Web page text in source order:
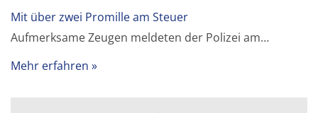
Mit über zwei Promille am Steuer
Aufmerksame Zeugen meldeten der Polizei am…
Mehr erfahren